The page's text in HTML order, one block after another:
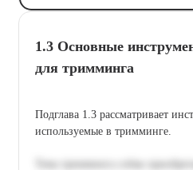
1.3 Основные
для тримминга
Подглава 1.3 рассматривает
используемые в тримминге.